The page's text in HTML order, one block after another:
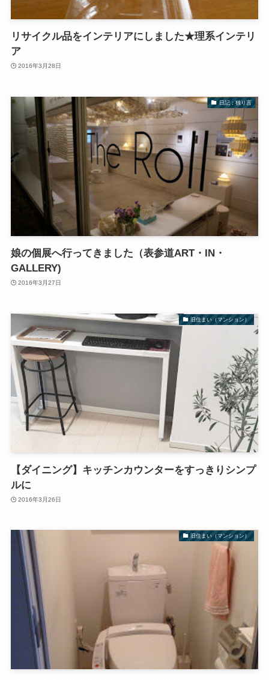
リサイクル品をインテリアにしました★理系インテリ
ア
2016年3月28日
日記：独り言
娘の個展へ行ってきました（表参道ART・IN・
GALLERY)
2016年3月27日
旧住まい（マンション）
【ダイニング】キッチンカウンターをすっきりシンプ
ルに
2016年3月26日
旧住まい（マンション）